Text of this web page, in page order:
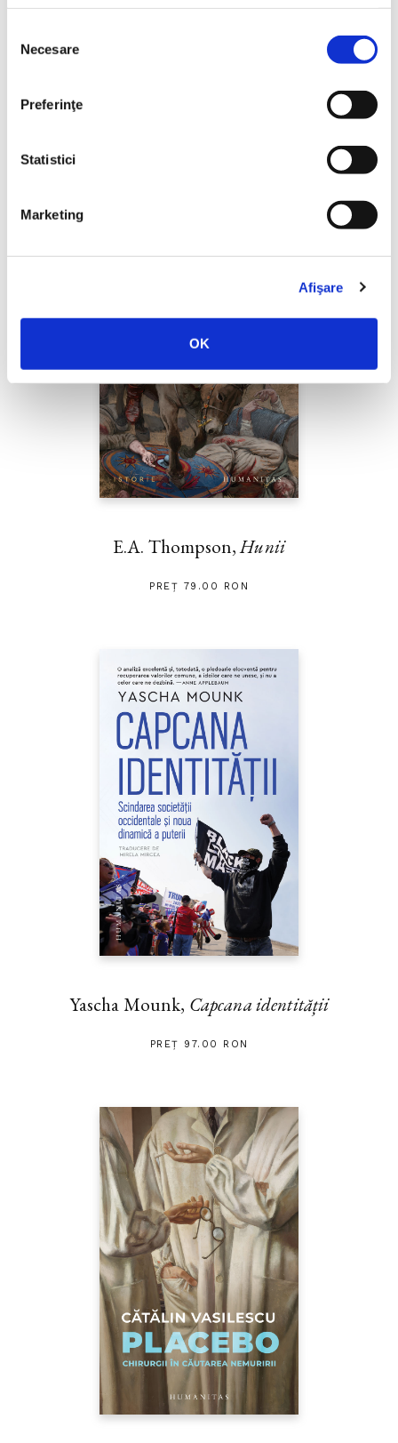
consimțământului
Necesare
Preferinţe
Statistici
Marketing
Afişare
OK
Lumea noastră orwelliană
E.A. Thompson,Hunii
PREȚ 79.00 RON
Yascha Mounk, Capcana identității
PREȚ 97.00 RON